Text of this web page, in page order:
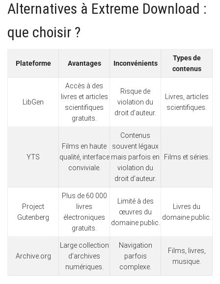
Alternatives à Extreme Download :
que choisir ?
Plateforme Avantages Inconvénients
Types de
contenus
LibGen
Accès à des
livres et articles
scientifiques
gratuits.
Risque de
violation du
droit d’auteur.
Livres, articles
scientifiques.
YTS
Films en haute
qualité, interface
conviviale.
Contenus
souvent légaux
mais parfois en
violation du
droit d’auteur.
Films et séries.
Project
Gutenberg
Plus de 60 000
livres
électroniques
gratuits.
Limité à des
œuvres du
domaine public.
Livres du
domaine public.
Archive.org
Large collection
d’archives
numériques.
Navigation
parfois
complexe.
Films, livres,
musique.